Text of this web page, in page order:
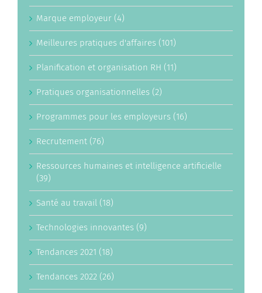
Marque employeur (4)
Meilleures pratiques d'affaires (101)
Planification et organisation RH (11)
Pratiques organisationnelles (2)
Programmes pour les employeurs (16)
Recrutement (76)
Ressources humaines et intelligence artificielle
(39)
Santé au travail (18)
Technologies innovantes (9)
Tendances 2021 (18)
Tendances 2022 (26)